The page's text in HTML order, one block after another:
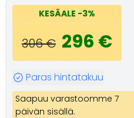
KESÄALE -3%
306 € 296 €
Paras hintatakuu
Saapuu varastoomme 7
päivän sisällä.